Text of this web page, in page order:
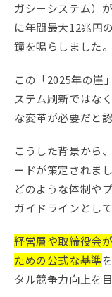
ガシーシステム）
に年間最大12兆円
鐘を鳴らしました。
この「2025年の崖
ステム刷新ではな
な変革が必要だと
こうした背景から
ードが策定されま
どのような体制や
ガイドラインとし
経営層や取締役会
ための公式な基準
タル競争力向上を